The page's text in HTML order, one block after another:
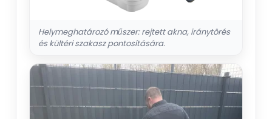
Helymeghatározó műszer: rejtett akna, iránytörés
és kültéri szakasz pontosítására.